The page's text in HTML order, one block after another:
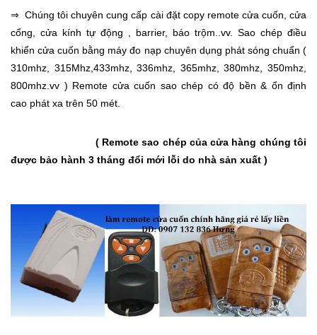
⇒ Chúng tôi chuyên cung cấp cài đặt copy remote cửa cuốn, cửa
cổng, cửa kính tự động , barrier, báo trộm..vv. Sao chép điều
khiển cửa cuốn bằng máy đo nạp chuyên dụng phát sóng chuẩn (
310mhz, 315Mhz,433mhz, 336mhz, 365mhz, 380mhz, 350mhz,
800mhz.vv ) Remote cửa cuốn sao chép có độ bền & ổn định
cao phát xa trên 50 mét.
( Remote sao chép của cửa hàng chúng tôi
được bảo hành 3 tháng đổi mới lỗi do nhà sản xuất )